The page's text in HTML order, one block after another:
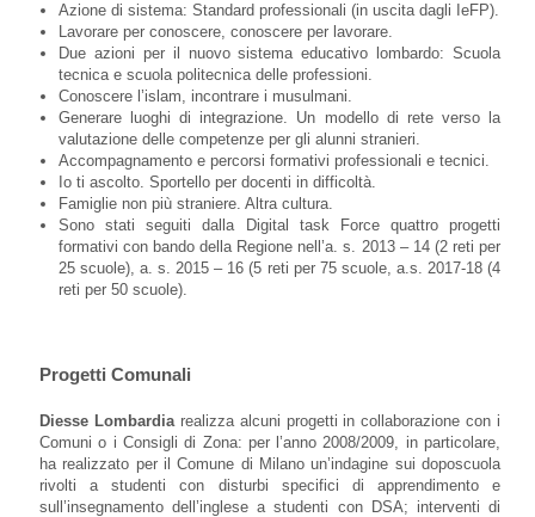
Azione di sistema: Standard professionali (in uscita dagli IeFP).
Lavorare per conoscere, conoscere per lavorare.
Due azioni per il nuovo sistema educativo lombardo: Scuola
tecnica e scuola politecnica delle professioni.
Conoscere l’islam, incontrare i musulmani.
Generare luoghi di integrazione. Un modello di rete verso la
valutazione delle competenze per gli alunni stranieri.
Accompagnamento e percorsi formativi professionali e tecnici.
Io ti ascolto. Sportello per docenti in difficoltà.
Famiglie non più straniere. Altra cultura.
Sono stati seguiti dalla Digital task Force quattro progetti
formativi con bando della Regione nell’a. s. 2013 – 14 (2 reti per
25 scuole), a. s. 2015 – 16 (5 reti per 75 scuole, a.s. 2017-18 (4
reti per 50 scuole).
Progetti Comunali
Diesse Lombardiarealizza alcuni progetti in collaborazione con i
Comuni o i Consigli di Zona: per l’anno 2008/2009, in particolare,
ha realizzato per il Comune di Milano un’indagine sui doposcuola
rivolti a studenti con disturbi specifici di apprendimento e
sull’insegnamento dell’inglese a studenti con DSA; interventi di